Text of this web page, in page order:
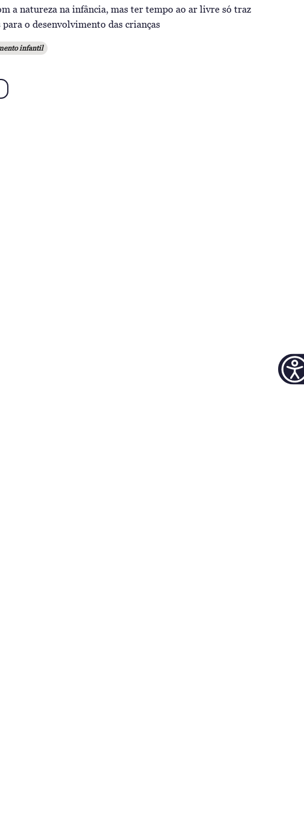
a natureza na infância, mas ter tempo ao ar livre só traz
para o desenvolvimento das crianças
infantil